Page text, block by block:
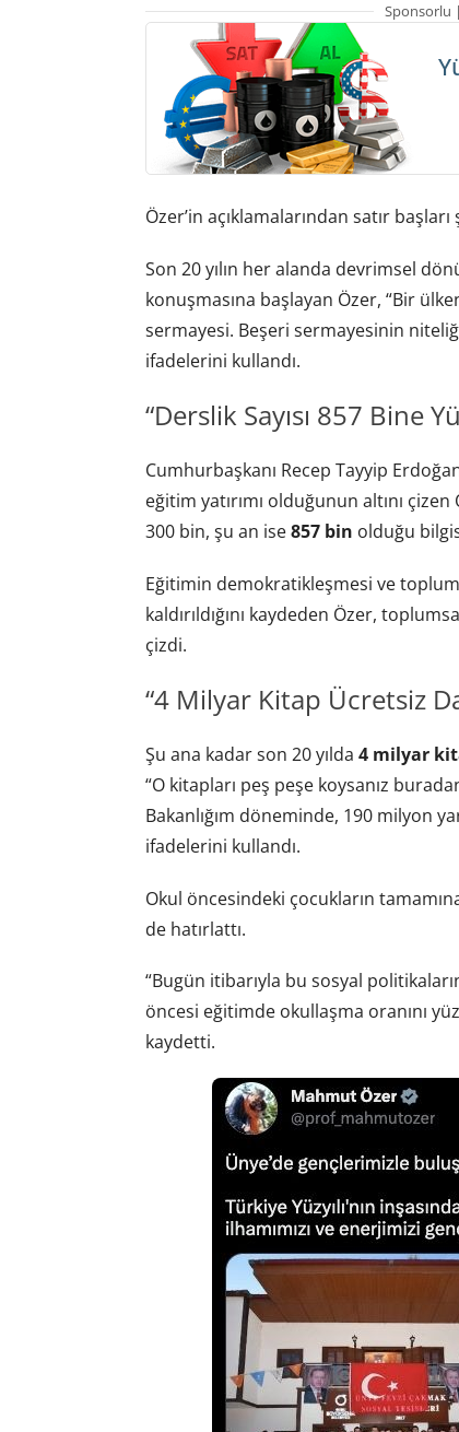
Sponsorlu
Özer’in açıklamalarından satır
Son 20 yılın her alanda devrimsel
konuşmasına başlayan Özer, “Bir
sermayesi. Beşeri sermayesinin
ifadelerini kullandı.
“Derslik Sayısı 857 Bine
Cumhurbaşkanı Recep Tayyip
eğitim yatırımı olduğunun altını
300 bin, şu an ise857 bin olduğu
Eğitimin demokratikleşmesi ve
kaldırıldığını kaydeden Özer,
çizdi.
“4 Milyar Kitap Ücretsiz
Şu ana kadar son 20 yılda 4 milyar
“O kitapları peş peşe koysanız
Bakanlığım döneminde, 190 milyon
ifadelerini kullandı.
Okul öncesindeki çocukların
de hatırlattı.
“Bugün itibarıyla bu sosyal
öncesi eğitimde okullaşma oranını
kaydetti.